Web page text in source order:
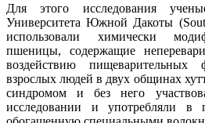
Для этого исследования
Университета Южной Дакоты
использовали химически
пшеницы, содержащие
воздействию пищеварительных
взрослых людей в двух общинах
синдромом и без него
исследовании и употребляли